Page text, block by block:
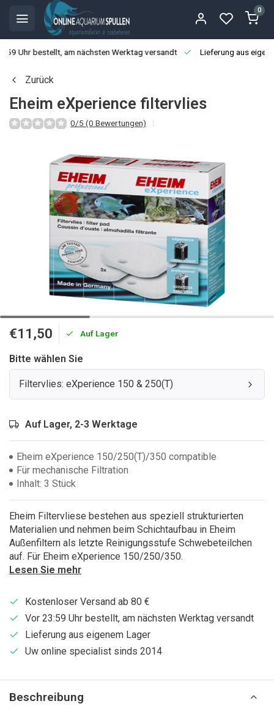
0
Uhr bestellt, am nächsten Werktag versandt Lieferung aus
Zurück
Eheim eXperience filtervlies
0/5 (0 Bewertungen)
€11,50 Auf Lager
Bitte wählen Sie
Filtervlies: eXperience 150 & 250(T)
Auf Lager, 2-3 Werktage
Eheim eXperience 150/250(T)/350 compatible
Für mechanische Filtration
Inhalt: 3 Stück
Eheim Filtervliese bestehen aus speziell strukturierten
Materialien und nehmen beim Schichtaufbau in Eheim
Außenfiltern als letzte Reinigungsstufe Schwebeteilchen
auf. Für Eheim eXperience 150/250/350.
Lesen Sie mehr
Kostenloser Versand ab 80 €
Vor 23:59 Uhr bestellt, am nächsten Werktag versandt
Lieferung aus eigenem Lager
Uw online specialist sinds 2014
Beschreibung